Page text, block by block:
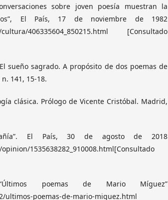
sobre joven poesía muestran la
El País, 17 de noviembre de 1982
cultura/406335604_850215.html [Consultado
sueño sagrado. A propósito de dos poemas de
141, 15-18.
clásica. Prólogo de Vicente Cristóbal. Madrid,
El País, 30 de agosto de 2018
1535638282_910008.html[Consultado
poemas de Mario Míguez”
ultimos-poemas-de-mario-miguez.html